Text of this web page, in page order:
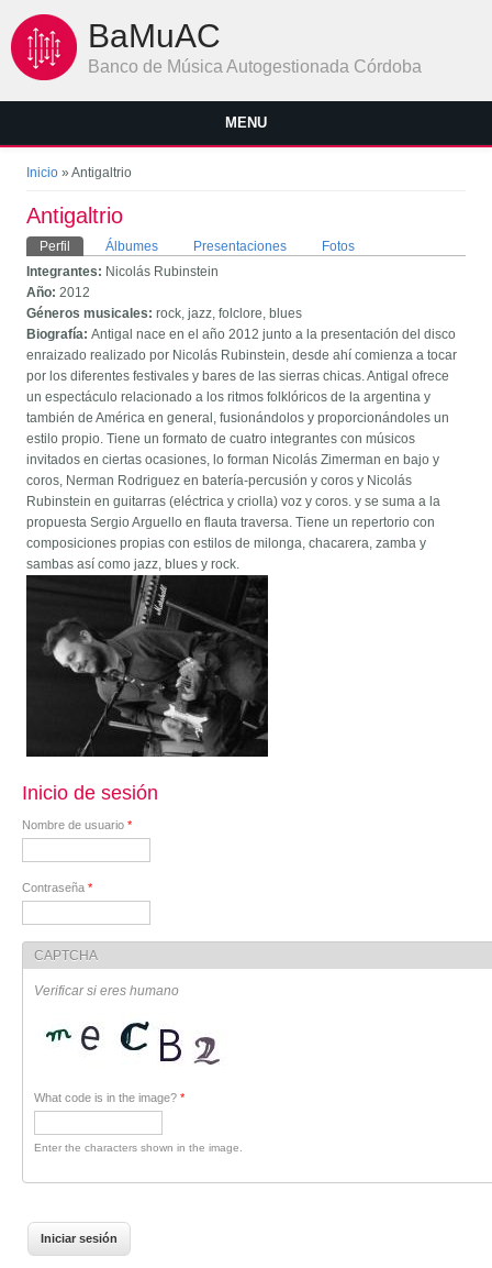
BaMuAC
Banco de Música Autogestionada Córdoba
MENU
Se encuentra usted aquí
Inicio » Antigaltrio
Antigaltrio
Solapas principales
Perfil (solapa activa)
Álbumes Presentaciones
Fotos
Integrantes: Nicolás Rubinstein
Año:2012
Géneros musicales:rock, jazz, folclore, blues
Biografía:Antigal nace en el año 2012 junto a la presentación del disco
enraizado realizado por Nicolás Rubinstein, desde ahí comienza a tocar
por los diferentes festivales y bares de las sierras chicas. Antigal ofrece
un espectáculo relacionado a los ritmos folklóricos de la argentina y
también de América en general, fusionándolos y proporcionándoles un
estilo propio. Tiene un formato de cuatro integrantes con músicos
invitados en ciertas ocasiones, lo forman Nicolás Zimerman en bajo y
coros, Nerman Rodriguez en batería-percusión y coros y Nicolás
Rubinstein en guitarras (eléctrica y criolla) voz y coros. y se suma a la
propuesta Sergio Arguello en flauta traversa. Tiene un repertorio con
composiciones propias con estilos de milonga, chacarera, zamba y
sambas así como jazz, blues y rock.
Inicio de sesión
Nombre de usuario *
Contraseña *
CAPTCHA
Verificar si eres humano
What code is in the image? *
Enter the characters shown in the image.